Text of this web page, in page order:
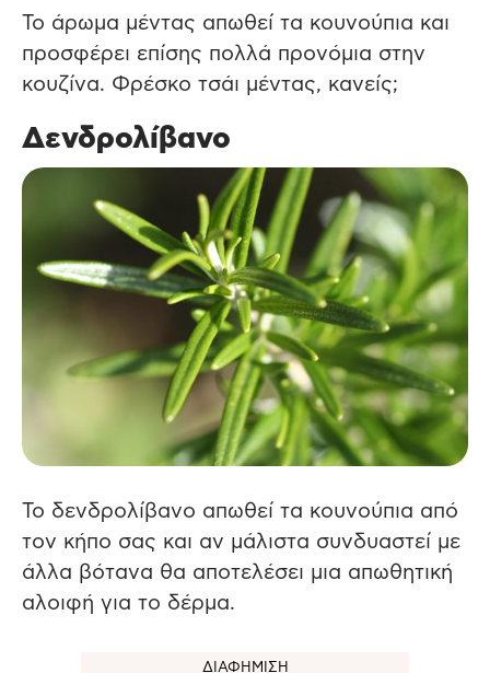
Το άρωμα μέντας απωθεί τα κουνούπια και
προσφέρει επίσης πολλά προνόμια στην
κουζίνα. Φρέσκο τσάι μέντας, κανείς;
Δενδρολίβανο
Το δενδρολίβανο απωθεί τα κουνούπια από
τον κήπο σας και αν μάλιστα συνδυαστεί με
άλλα βότανα θα αποτελέσει μια απωθητική
αλοιφή για το δέρμα.